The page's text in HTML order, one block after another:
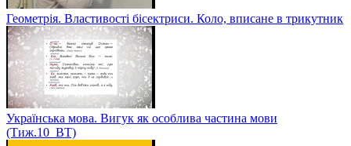
Геометрія. Властивості бісектриси. Коло, вписане в трикутник
Українська мова. Вигук як особлива частина мови
(Тиж.10_ВТ)